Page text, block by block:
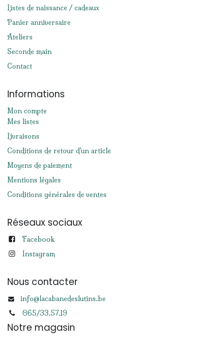
Listes de naissance / cadeaux
Panier anniversaire
Ateliers
Seconde main
Contact
Informations
Mon compte
Mes listes
Livraisons
Conditions de retour d'un article
Moyens de paiement
Mentions légales
Conditions générales de ventes
Réseaux sociaux
Facebook
Instagram
Nous contacter
info@lacabanedeslutins.be
065/33.57.19
Notre magasin